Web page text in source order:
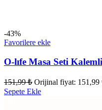
-43%
Favorilere ekle
O-lıfe Masa Seti
151,99₺ Orijinal fiyat: 151,99
Sepete Ekle